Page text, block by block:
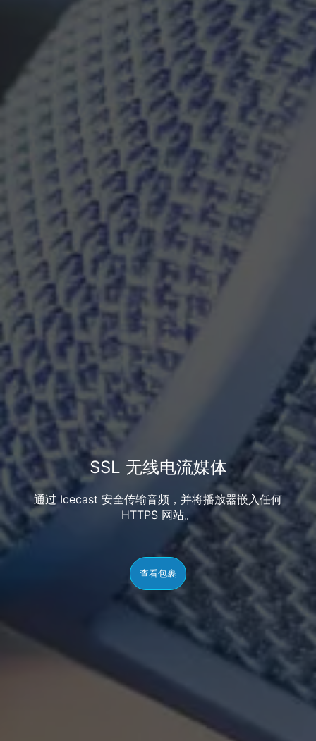
SSL 无线电流媒体
通过 Icecast 安全传输音频，并将播放器嵌入任何
HTTPS 网站。
查看包裹